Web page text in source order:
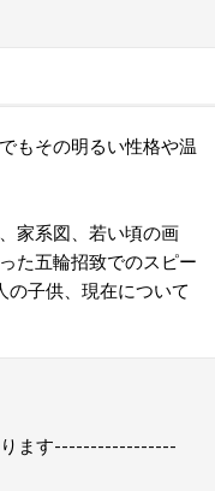
もその明るい性格や温
家系図、若い頃の画
た五輪招致でのスピー
の子供、現在について
ます-----------------